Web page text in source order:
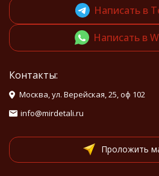
Написать в
Написать в
Контакты:
Москва, ул. Верейская, 25, оф 102
info@mirdetali.ru
Проложить